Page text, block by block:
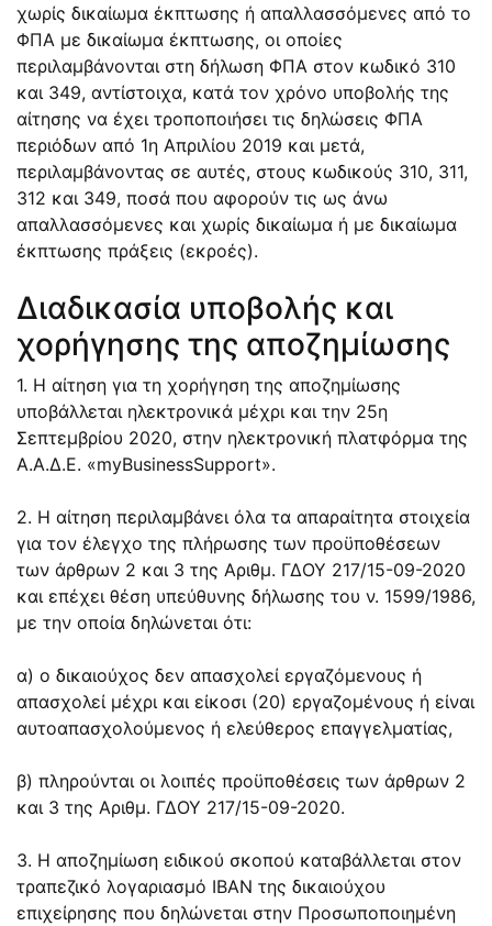
χωρίς δικαίωμα έκπτωσης ή απαλλασσόμενες από το
ΦΠΑ με δικαίωμα έκπτωσης, οι οποίες
περιλαμβάνονται στη δήλωση ΦΠΑ στον κωδικό 310
και 349, αντίστοιχα, κατά τον χρόνο υποβολής της
αίτησης να έχει τροποποιήσει τις δηλώσεις ΦΠΑ
περιόδων από 1η Απριλίου 2019 και μετά,
περιλαμβάνοντας σε αυτές, στους κωδικούς 310, 311,
312 και 349, ποσά που αφορούν τις ως άνω
απαλλασσόμενες και χωρίς δικαίωμα ή με δικαίωμα
έκπτωσης πράξεις (εκροές).
Διαδικασία υποβολής και
χορήγησης της αποζημίωσης
1. Η αίτηση για τη χορήγηση της αποζημίωσης
υποβάλλεται ηλεκτρονικά μέχρι και την 25η
Σεπτεμβρίου 2020, στην ηλεκτρονική πλατφόρμα της
Α.Α.Δ.Ε. «myBusinessSupport».
2. Η αίτηση περιλαμβάνει όλα τα απαραίτητα στοιχεία
για τον έλεγχο της πλήρωσης των προϋποθέσεων
των άρθρων 2 και 3 της Αριθμ. ΓΔΟΥ 217/15-09-2020
και επέχει θέση υπεύθυνης δήλωσης του ν. 1599/1986,
με την οποία δηλώνεται ότι:
α) ο δικαιούχος δεν απασχολεί εργαζόμενους ή
απασχολεί μέχρι και είκοσι (20) εργαζομένους ή είναι
αυτοαπασχολούμενος ή ελεύθερος επαγγελματίας,
β) πληρούνται οι λοιπές προϋποθέσεις των άρθρων 2
και 3 της Αριθμ. ΓΔΟΥ 217/15-09-2020.
3. Η αποζημίωση ειδικού σκοπού καταβάλλεται στον
τραπεζικό λογαριασμό ΙΒΑΝ της δικαιούχου
επιχείρησης που δηλώνεται στην Προσωποποιημένη